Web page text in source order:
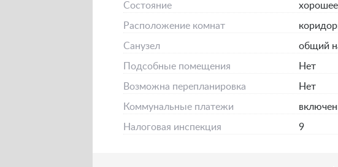
Состояние хорошее
Расположение комнат
Санузел общий
Подсобные помещения Нет
Возможна перепланировка Нет
Коммунальные платежи
Налоговая инспекция 9